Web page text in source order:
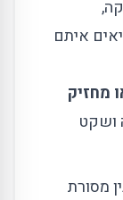
איתם
מחזיק
ושקט
מסורת